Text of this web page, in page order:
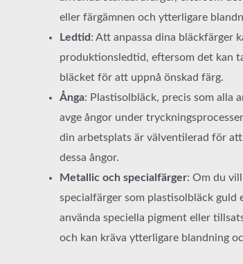
eller färgämnen och ytterligare
Ledtid : Att anpassa dina bläckfärger
produktionsledtid, eftersom det kan
bläcket för att uppnå önskad färg.
Ånga: Plastisolbläck, precis som alla
avge ångor under
din arbetsplats är välventilerad för
dessa ångor.
Metallic och specialfärger: Om du
specialfärger som plastisolbläck guld
använda speciella pigment eller
och kan kräva ytterligare blandning